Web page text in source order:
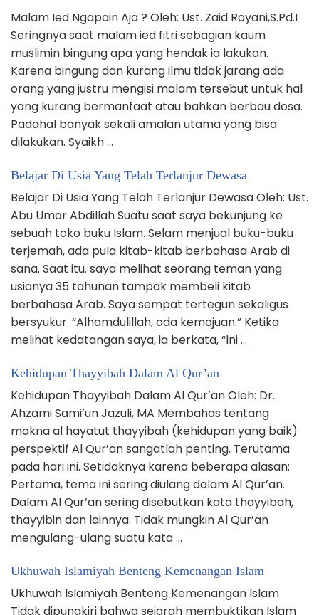
Malam Ied Ngapain Aja ? Oleh: Ust. Zaid Royani,S.Pd.I
Seringnya saat malam ied fitri sebagian kaum
muslimin bingung apa yang hendak ia lakukan.
Karena bingung dan kurang ilmu tidak jarang ada
orang yang justru mengisi malam tersebut untuk hal
yang kurang bermanfaat atau bahkan berbau dosa.
Padahal banyak sekali amalan utama yang bisa
dilakukan. Syaikh …
Belajar Di Usia Yang Telah Terlanjur Dewasa
Belajar Di Usia Yang Telah Terlanjur Dewasa Oleh: Ust.
Abu Umar Abdillah Suatu saat saya bekunjung ke
sebuah toko buku Islam. Selam menjual buku-buku
terjemah, ada puIa kitab-kitab berbahasa Arab di
sana. Saat itu. saya melihat seorang teman yang
usianya 35 tahunan tampak membeli kitab
berbahasa Arab. Saya sempat tertegun sekaligus
bersyukur. “Alhamdulillah, ada kemajuan.” Ketika
melihat kedatangan saya, ia berkata, “lni …
Kehidupan Thayyibah Dalam Al Qur’an
Kehidupan Thayyibah Dalam Al Qur’an Oleh: Dr.
Ahzami Sami’un Jazuli, MA Membahas tentang
makna al hayatut thayyibah (kehidupan yang baik)
perspektif Al Qur’an sangatlah penting. Terutama
pada hari ini. Setidaknya karena beberapa alasan:
Pertama, tema ini sering diulang dalam Al Qur’an.
Dalam Al Qur’an sering disebutkan kata thayyibah,
thayyibin dan lainnya. Tidak mungkin Al Qur’an
mengulang-ulang suatu kata …
Ukhuwah Islamiyah Benteng Kemenangan Islam
Ukhuwah Islamiyah Benteng Kemenangan Islam
Tidak dipungkiri bahwa sejarah membuktikan Islam